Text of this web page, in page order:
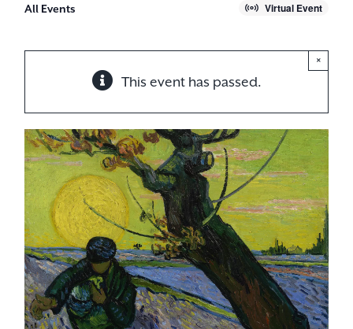
All Events Virtual Event
This event has passed.
×